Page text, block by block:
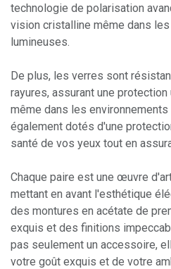
technologie de polarisation
vision cristalline même dans
lumineuses.
De plus, les verres sont
rayures, assurant une
même dans les
également dotés d'une
santé de vos yeux tout en
Chaque paire est une œuvre
mettant en avant l'esthétique
des montures en acétate de
exquis et des finitions
pas seulement un accessoire,
votre goût exquis et de votre